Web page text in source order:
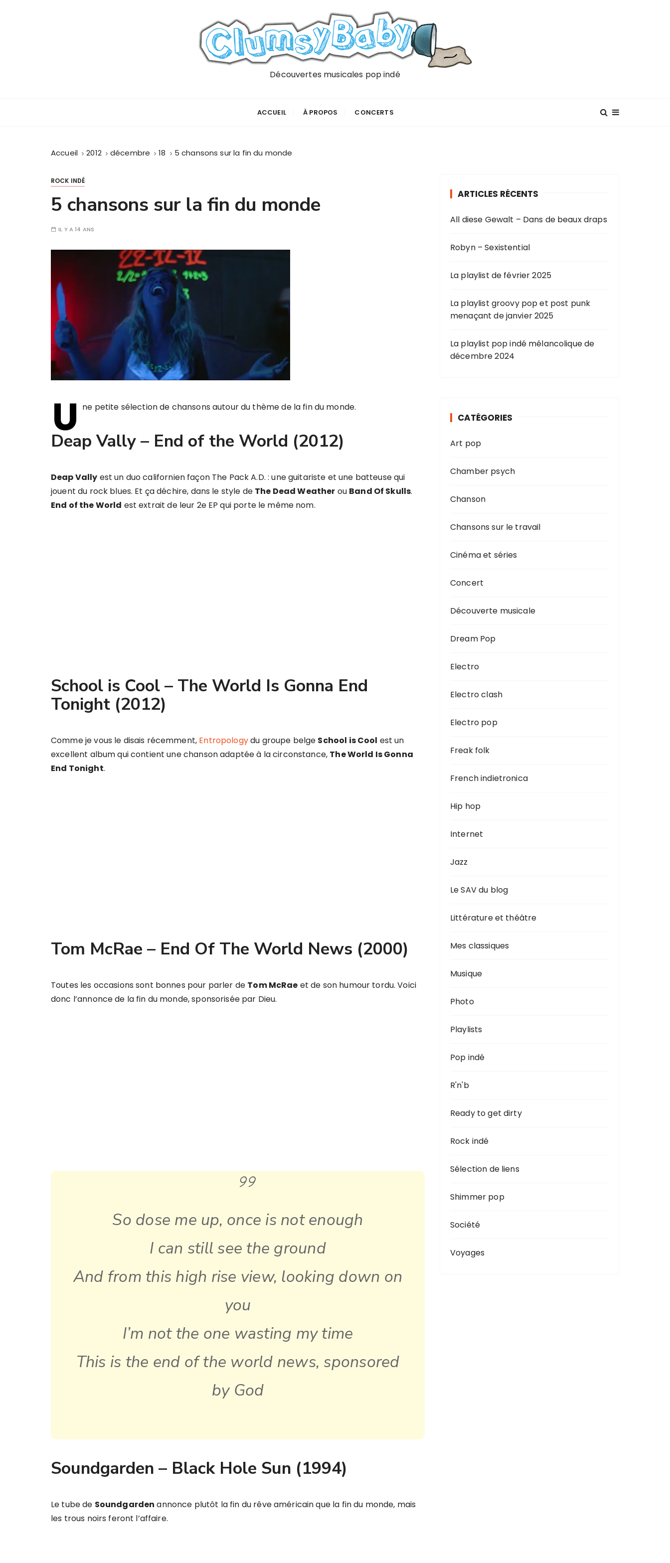
Découvertes musicales pop indé
ACCUEIL À PROPOS CONCERTS
Accueil 2012 décembre 18 5 chansons sur la fin du monde
ROCK INDÉ
5 chansons sur la fin du monde
IL Y A 14 ANS
U ne petite sélection de chansons autour du thème de la fin du monde.
Deap Vally – End of the World (2012)
Deap Vally est un duo californien façon The Pack A.D. : une guitariste et une batteuse qui
jouent du rock blues. Et ça déchire, dans le style de The Dead Weather ou Band Of Skulls.
End of the World est extrait de leur 2e EP qui porte le même nom.
School is Cool – The World Is Gonna End
Tonight (2012)
Comme je vous le disais récemment, Entropologydu groupe belge School is Cool est un
excellent album qui contient une chanson adaptée à la circonstance, The World Is Gonna
End Tonight.
Tom McRae – End Of The World News (2000)
Toutes les occasions sont bonnes pour parler de Tom McRae et de son humour tordu. Voici
donc l’annonce de la fin du monde, sponsorisée par Dieu.
So dose me up, once is not enough
I can still see the ground
And from this high rise view, looking down on
you
I’m not the one wasting my time
This is the end of the world news, sponsored
by God
Soundgarden – Black Hole Sun (1994)
Le tube de Soundgarden annonce plutôt la fin du rêve américain que la fin du monde, mais
les trous noirs feront l’affaire.
ARTICLES RÉCENTS
All diese Gewalt – Dans de beaux draps
Robyn – Sexistential
La playlist de février 2025
La playlist groovy pop et post punk
menaçant de janvier 2025
La playlist pop indé mélancolique de
décembre 2024
CATÉGORIES
Art pop
Chamber psych
Chanson
Chansons sur le travail
Cinéma et séries
Concert
Découverte musicale
Dream Pop
Electro
Electro clash
Electro pop
Freak folk
French indietronica
Hip hop
Internet
Jazz
Le SAV du blog
Littérature et théâtre
Mes classiques
Musique
Photo
Playlists
Pop indé
R'n'b
Ready to get dirty
Rock indé
Sélection de liens
Shimmer pop
Société
Voyages